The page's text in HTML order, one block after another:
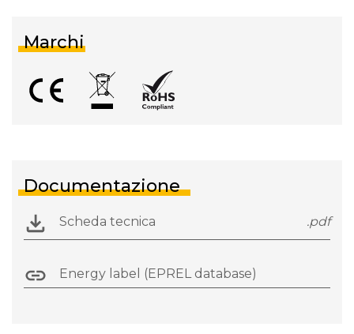
Marchi
Documentazione
Scheda tecnica .pdf
Energy label (EPREL database)